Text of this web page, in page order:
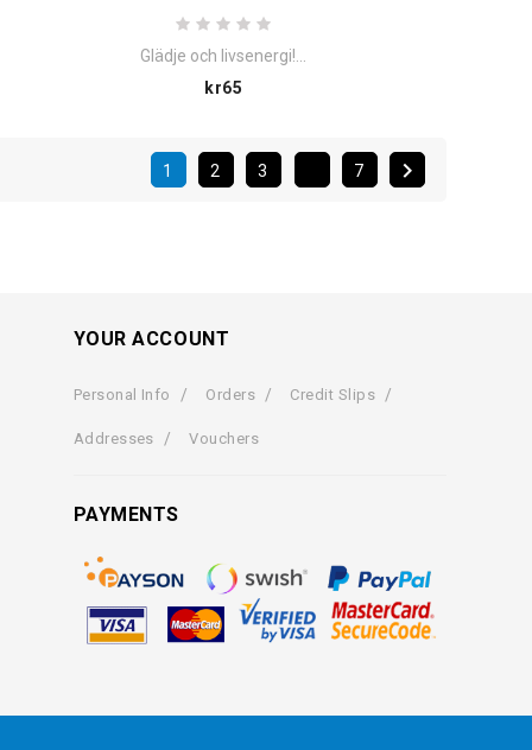
Glädje och livsenergi!...
kr65
1 2 3 7 
YOUR ACCOUNT
Personal Info Orders Credit Slips
Addresses Vouchers
PAYMENTS